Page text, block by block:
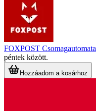
FOXPOST Csomagautomata
péntek között.
Hozzáadom a kosárhoz